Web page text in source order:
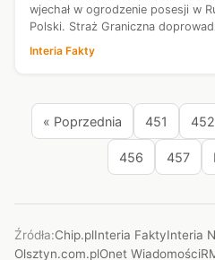
wjechał w ogrodzenie posesji w
Polski. Straż Graniczna
sześcioletnim zakazem powrotu.
otrzymało również...
Interia Fakty
« Poprzednia 451 452
456 457
Źródła:Chip.plInteria FaktyInteria
Olsztyn.com.plOnet Wiadomości